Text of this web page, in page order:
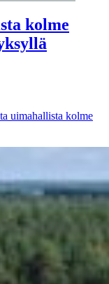
kolme
uimahallista kolme